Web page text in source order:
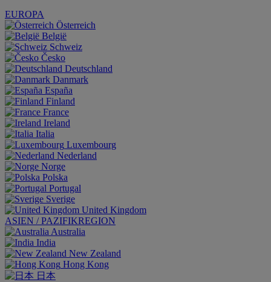
EUROPA
Österreich
België
Schweiz
Česko
Deutschland
Danmark
España
Finland
France
Ireland
Italia
Luxembourg
Nederland
Norge
Polska
Portugal
Sverige
United Kingdom
ASIEN / PAZIFIKREGION
Australia
India
New Zealand
Hong Kong
日本